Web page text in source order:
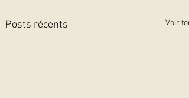
Posts récents Voir tout